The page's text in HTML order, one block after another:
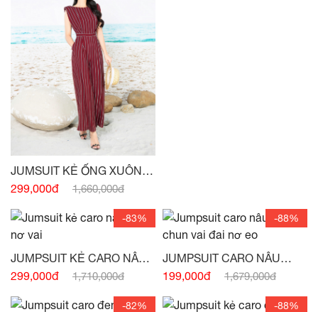
JUMSUIT KẺ ỐNG XUÔNG
VAI CHỜM -(HẾT HÀNG)
299,000đ 1,660,000đ
-83%
JUMPSUIT KẺ CARO NÂU
TÂY NƠ VAI -(HẾT HÀNG)
299,000đ 1,710,000đ
-88%
JUMPSUIT CARO NÂU
HỒNG CHUN VAI ĐAI NƠ
199,000đ 1,679,000đ
-82% -88%